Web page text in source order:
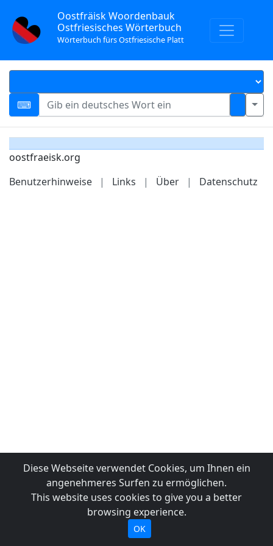
Oostfräisk Woordenbauk
Ostfriesisches Wörterbuch
Wörterbuch fürs Ostfriesische Platt
oostfraeisk.org
Benutzerhinweise
| Links | Über | Datenschutz
Diese Webseite verwendet Cookies, um Ihnen ein
angenehmeres Surfen zu ermöglichen.
This website uses cookies to give you a better
browsing experience.
OK